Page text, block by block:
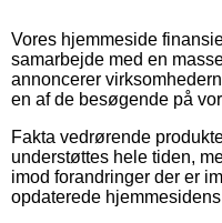
Vores hjemmeside
samarbejde med en
annoncerer
en af de besøgende på
Fakta vedrørende
understøttes hele tiden,
imod forandringer der er
opdaterede